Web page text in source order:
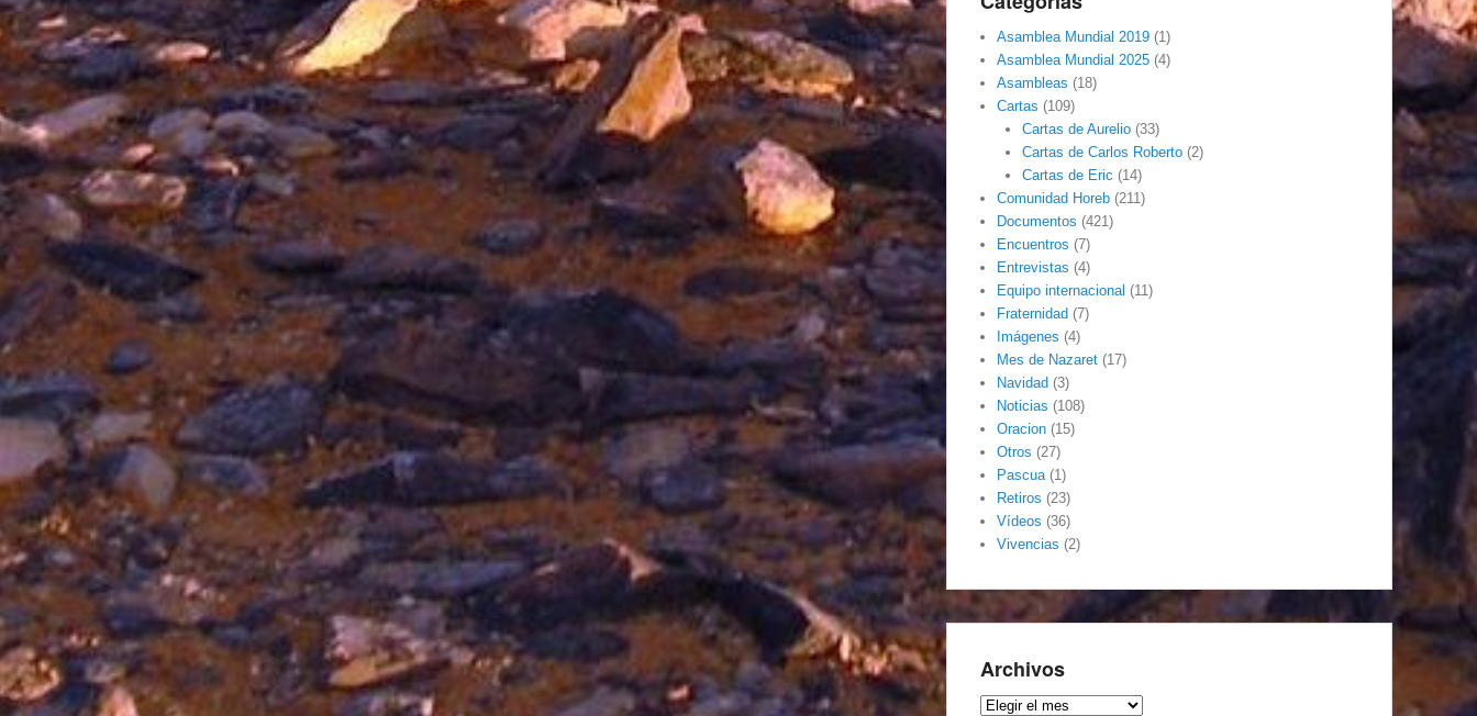
Asamblea Mundial 2019 (1)
Asamblea Mundial 2025 (4)
Asambleas (18)
Cartas (109)
Cartas de Aurelio(33)
Cartas de Carlos Roberto(2)
Cartas de Eric (14)
Comunidad Horeb (211)
Documentos (421)
Encuentros (7)
Entrevistas (4)
Equipo internacional (11)
Fraternidad (7)
Imágenes (4)
Mes de Nazaret (17)
Navidad (3)
Noticias (108)
Oracion (15)
Otros (27)
Pascua(1)
Retiros (23)
Vídeos (36)
Vivencias (2)
Archivos
Archivos